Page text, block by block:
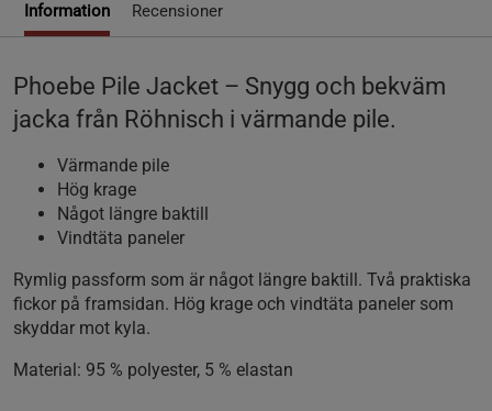
Information Recensioner
Phoebe Pile Jacket – Snygg och bekväm
jacka från Röhnisch i värmande pile.
Värmande pile
Hög krage
Något längre baktill
Vindtäta paneler
Rymlig passform som är något längre baktill. Två praktiska
fickor på framsidan. Hög krage och vindtäta paneler som
skyddar mot kyla.
Material: 95 % polyester, 5 % elastan